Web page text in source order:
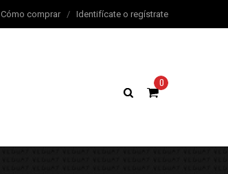
Cómo comprar / Identifícate o regístrate
0